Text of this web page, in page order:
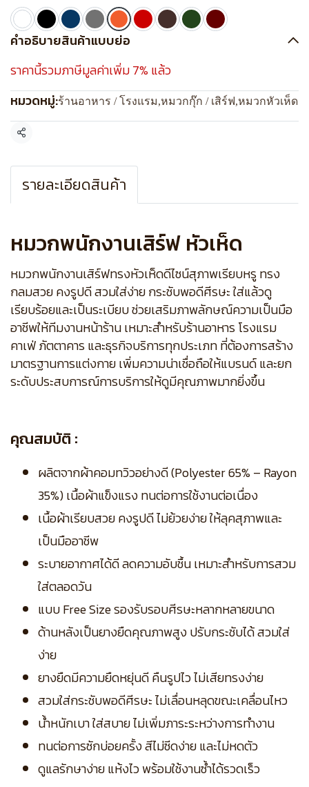
คำอธิบายสินค้าแบบย่อ
ราคานี้รวมภาษีมูลค่าเพิ่ม 7% แล้ว
หมวดหมู่:ร้านอาหาร / โรงแรม,หมวกกุ๊ก / เสิร์ฟ,หมวกหัวเห็ด
แชร์
รายละเอียดสินค้า
หมวกพนักงานเสิร์ฟ หัวเห็ด
หมวกพนักงานเสิร์ฟทรงหัวเห็ดดีไซน์สุภาพเรียบหรู ทรง
กลมสวย คงรูปดี สวมใส่ง่าย กระชับพอดีศีรษะ ใส่แล้วดู
เรียบร้อยและเป็นระเบียบ ช่วยเสริมภาพลักษณ์ความเป็นมือ
อาชีพให้ทีมงานหน้าร้าน เหมาะสำหรับร้านอาหาร โรงแรม
คาเฟ่ ภัตตาคาร และธุรกิจบริการทุกประเภท ที่ต้องการสร้าง
มาตรฐานการแต่งกาย เพิ่มความน่าเชื่อถือให้แบรนด์ และยก
ระดับประสบการณ์การบริการให้ดูมีคุณภาพมากยิ่งขึ้น
คุณสมบัติ :
ผลิตจากผ้าคอมทวิวอย่างดี (Polyester 65% – Rayon
35%) เนื้อผ้าแข็งแรง ทนต่อการใช้งานต่อเนื่อง
เนื้อผ้าเรียบสวย คงรูปดี ไม่ย้วยง่าย ให้ลุคสุภาพและ
เป็นมืออาชีพ
ระบายอากาศได้ดี ลดความอับชื้น เหมาะสำหรับการสวม
ใส่ตลอดวัน
แบบ Free Size รองรับรอบศีรษะหลากหลายขนาด
ด้านหลังเป็นยางยืดคุณภาพสูง ปรับกระชับได้ สวมใส่
ง่าย
ยางยืดมีความยืดหยุ่นดี คืนรูปไว ไม่เสียทรงง่าย
สวมใส่กระชับพอดีศีรษะ ไม่เลื่อนหลุดขณะเคลื่อนไหว
น้ำหนักเบา ใส่สบาย ไม่เพิ่มภาระระหว่างการทำงาน
ทนต่อการซักบ่อยครั้ง สีไม่ซีดง่าย และไม่หดตัว
ดูแลรักษาง่าย แห้งไว พร้อมใช้งานซ้ำได้รวดเร็ว